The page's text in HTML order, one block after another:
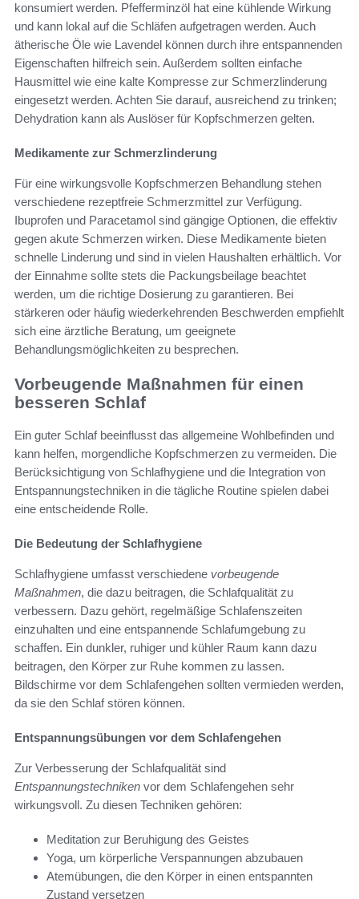
konsumiert werden. Pfefferminzöl hat eine kühlende Wirkung
und kann lokal auf die Schläfen aufgetragen werden. Auch
ätherische Öle wie Lavendel können durch ihre entspannenden
Eigenschaften hilfreich sein. Außerdem sollten einfache
Hausmittel wie eine kalte Kompresse zur Schmerzlinderung
eingesetzt werden. Achten Sie darauf, ausreichend zu trinken;
Dehydration kann als Auslöser für Kopfschmerzen gelten.
Medikamente zur Schmerzlinderung
Für eine wirkungsvolle Kopfschmerzen Behandlung stehen
verschiedene rezeptfreie Schmerzmittel zur Verfügung.
Ibuprofen und Paracetamol sind gängige Optionen, die effektiv
gegen akute Schmerzen wirken. Diese Medikamente bieten
schnelle Linderung und sind in vielen Haushalten erhältlich. Vor
der Einnahme sollte stets die Packungsbeilage beachtet
werden, um die richtige Dosierung zu garantieren. Bei
stärkeren oder häufig wiederkehrenden Beschwerden empfiehlt
sich eine ärztliche Beratung, um geeignete
Behandlungsmöglichkeiten zu besprechen.
Vorbeugende Maßnahmen für einen
besseren Schlaf
Ein guter Schlaf beeinflusst das allgemeine Wohlbefinden und
kann helfen, morgendliche Kopfschmerzen zu vermeiden. Die
Berücksichtigung von Schlafhygiene und die Integration von
Entspannungstechniken in die tägliche Routine spielen dabei
eine entscheidende Rolle.
Die Bedeutung der Schlafhygiene
Schlafhygiene umfasst verschiedene vorbeugende
Maßnahmen, die dazu beitragen, die Schlafqualität zu
verbessern. Dazu gehört, regelmäßige Schlafenszeiten
einzuhalten und eine entspannende Schlafumgebung zu
schaffen. Ein dunkler, ruhiger und kühler Raum kann dazu
beitragen, den Körper zur Ruhe kommen zu lassen.
Bildschirme vor dem Schlafengehen sollten vermieden werden,
da sie den Schlaf stören können.
Entspannungsübungen vor dem Schlafengehen
Zur Verbesserung der Schlafqualität sind
Entspannungstechniken vor dem Schlafengehen sehr
wirkungsvoll. Zu diesen Techniken gehören:
Meditation zur Beruhigung des Geistes
Yoga, um körperliche Verspannungen abzubauen
Atemübungen, die den Körper in einen entspannten
Zustand versetzen